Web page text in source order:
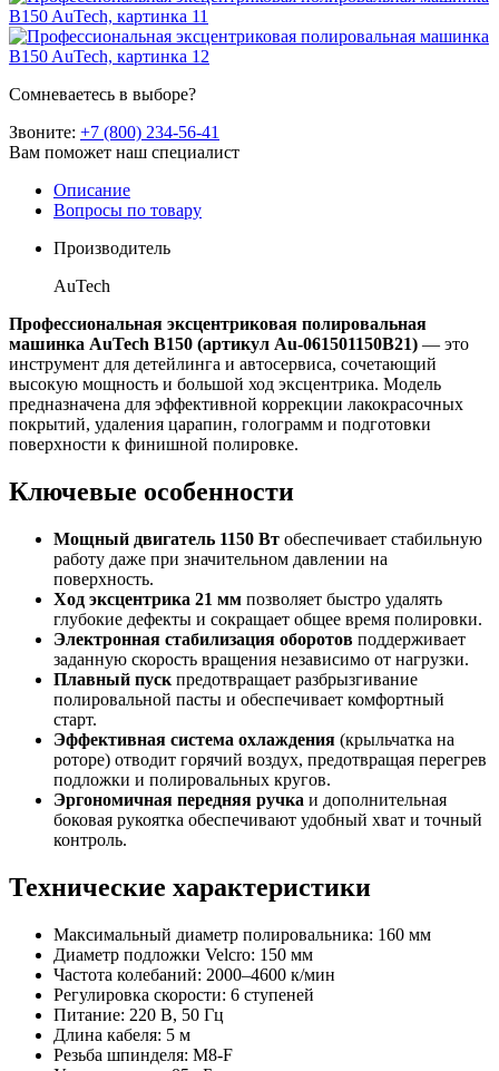
Сомневаетесь в выборе?
Звоните: +7 (800) 234-56-41
Вам поможет наш специалист
Описание
Вопросы по товару
Производитель
AuTech
Профессиональная эксцентриковая полировальная
машинка AuTech B150 (артикул Au-061501150B21) — это
инструмент для детейлинга и автосервиса, сочетающий
высокую мощность и большой ход эксцентрика. Модель
предназначена для эффективной коррекции лакокрасочных
покрытий, удаления царапин, голограмм и подготовки
поверхности к финишной полировке.
Ключевые особенности
Мощный двигатель 1150 Вт обеспечивает стабильную
работу даже при значительном давлении на
поверхность.
Ход эксцентрика 21 мм позволяет быстро удалять
глубокие дефекты и сокращает общее время полировки.
Электронная стабилизация оборотов поддерживает
заданную скорость вращения независимо от нагрузки.
Плавный пуск предотвращает разбрызгивание
полировальной пасты и обеспечивает комфортный
старт.
Эффективная система охлаждения (крыльчатка на
роторе) отводит горячий воздух, предотвращая перегрев
подложки и полировальных кругов.
Эргономичная передняя ручка и дополнительная
боковая рукоятка обеспечивают удобный хват и точный
контроль.
Технические характеристики
Максимальный диаметр полировальника: 160 мм
Диаметр подложки Velcro: 150 мм
Частота колебаний: 2000–4600 к/мин
Регулировка скорости: 6 ступеней
Питание: 220 В, 50 Гц
Длина кабеля: 5 м
Резьба шпинделя: M8-F